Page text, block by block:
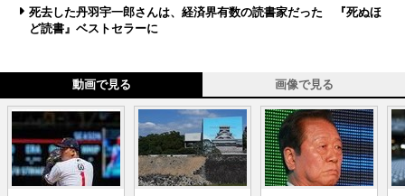
死去した丹羽宇一郎さんは、経済界有数の読書家だった 『死ぬほ
ど読書』ベストセラーに
動画で見る 画像で見る